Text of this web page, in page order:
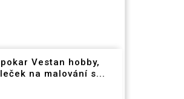
Vestan hobby,
na malování s...